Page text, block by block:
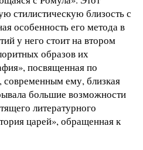
стилистическую близость с
особенность его метода в
у него стоит на втором
образов их
посвященная по
ему, близкая
большие возможности
литературного
царей», обращенная к